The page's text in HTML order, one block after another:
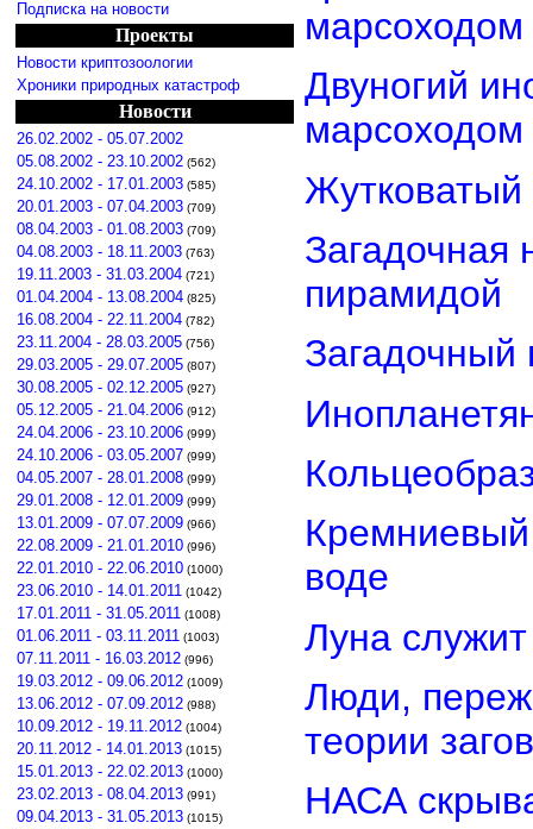
Подписка на новости
Проекты
Новости криптозоологии
Хроники природных катастроф
Новости
26.02.2002 - 05.07.2002
05.08.2002 - 23.10.2002 (562)
24.10.2002 - 17.01.2003 (585)
20.01.2003 - 07.04.2003 (709)
08.04.2003 - 01.08.2003 (709)
04.08.2003 - 18.11.2003 (763)
19.11.2003 - 31.03.2004 (721)
01.04.2004 - 13.08.2004 (825)
16.08.2004 - 22.11.2004 (782)
23.11.2004 - 28.03.2005 (756)
29.03.2005 - 29.07.2005 (807)
30.08.2005 - 02.12.2005 (927)
05.12.2005 - 21.04.2006 (912)
24.04.2006 - 23.10.2006 (999)
24.10.2006 - 03.05.2007 (999)
04.05.2007 - 28.01.2008 (999)
29.01.2008 - 12.01.2009 (999)
13.01.2009 - 07.07.2009 (966)
22.08.2009 - 21.01.2010 (996)
22.01.2010 - 22.06.2010 (1000)
23.06.2010 - 14.01.2011 (1042)
17.01.2011 - 31.05.2011 (1008)
01.06.2011 - 03.11.2011 (1003)
07.11.2011 - 16.03.2012 (996)
19.03.2012 - 09.06.2012 (1009)
13.06.2012 - 07.09.2012 (988)
10.09.2012 - 19.11.2012 (1004)
20.11.2012 - 14.01.2013 (1015)
15.01.2013 - 22.02.2013 (1000)
23.02.2013 - 08.04.2013 (991)
09.04.2013 - 31.05.2013 (1015)
марсоходом
Двуногий
марсоходом
Загадочная
пирамидой
воде
Луна
Люди,
теории
НАСА